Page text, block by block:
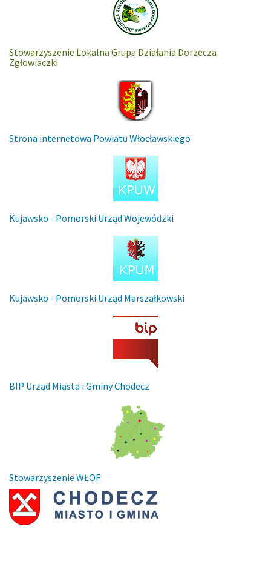
Stowarzyszenie Lokalna Grupa Działania Dorzecza
Zgłowiaczki
Strona internetowa Powiatu Włocławskiego
Kujawsko - Pomorski Urząd Wojewódzki
Kujawsko - Pomorski Urząd Marszałkowski
BIP Urząd Miasta i Gminy Chodecz
Stowarzyszenie WŁOF